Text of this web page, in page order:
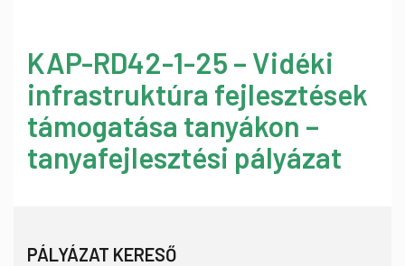
KAP-RD42-1-25 – Vidéki
infrastruktúra fejlesztések
támogatása tanyákon –
tanyafejlesztési pályázat
PÁLYÁZAT KERESŐ